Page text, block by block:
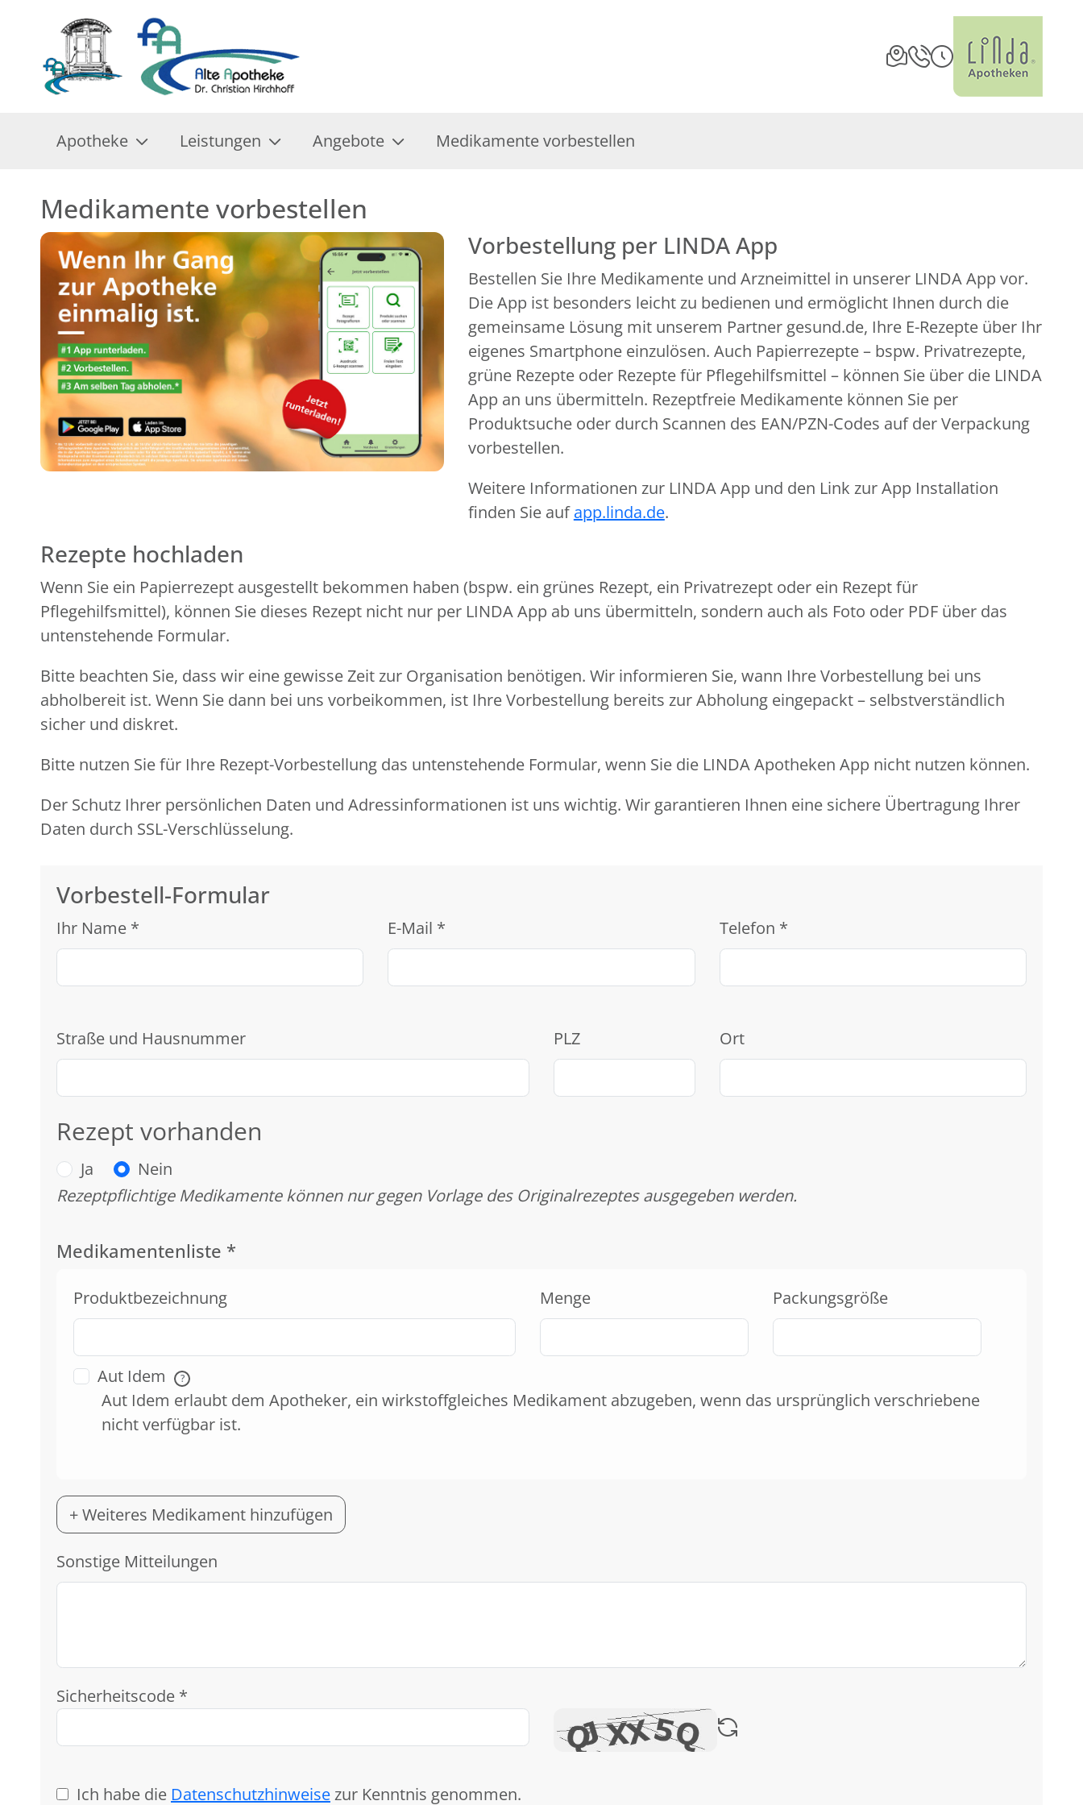
Apotheke Leistungen Angebote Medikamente vorbestellen
Medikamente vorbestellen
Vorbestellung per LINDA App
Bestellen Sie Ihre Medikamente und Arzneimittel in unserer LINDA App vor.
Die App ist besonders leicht zu bedienen und ermöglicht Ihnen durch die
gemeinsame Lösung mit unserem Partner gesund.de, Ihre E-Rezepte über Ihr
eigenes Smartphone einzulösen. Auch Papierrezepte – bspw. Privatrezepte,
grüne Rezepte oder Rezepte für Pflegehilfsmittel – können Sie über die LINDA
App an uns übermitteln. Rezeptfreie Medikamente können Sie per
Produktsuche oder durch Scannen des EAN/PZN-Codes auf der Verpackung
vorbestellen.
Weitere Informationen zur LINDA App und den Link zur App Installation
finden Sie aufapp.linda.de.
Rezepte hochladen
Wenn Sie ein Papierrezept ausgestellt bekommen haben (bspw. ein grünes Rezept, ein Privatrezept oder ein Rezept für
Pflegehilfsmittel), können Sie dieses Rezept nicht nur per LINDA App ab uns übermitteln, sondern auch als Foto oder PDF über das
untenstehende Formular.
Bitte beachten Sie, dass wir eine gewisse Zeit zur Organisation benötigen. Wir informieren Sie, wann Ihre Vorbestellung bei uns
abholbereit ist. Wenn Sie dann bei uns vorbeikommen, ist Ihre Vorbestellung bereits zur Abholung eingepackt – selbstverständlich
sicher und diskret.
Bitte nutzen Sie für Ihre Rezept-Vorbestellung das untenstehende Formular, wenn Sie die LINDA Apotheken App nicht nutzen können.
Der Schutz Ihrer persönlichen Daten und Adressinformationen ist uns wichtig. Wir garantieren Ihnen eine sichere Übertragung Ihrer
Daten durch SSL-Verschlüsselung.
Vorbestell-Formular
Ihr Name * E-Mail * Telefon *
Straße und Hausnummer PLZ Ort
Rezept vorhanden
Ja
Nein
Rezeptpflichtige Medikamente können nur gegen Vorlage des Originalrezeptes ausgegeben werden.
Medikamentenliste *
Produktbezeichnung Menge Packungsgröße
Aut Idem ?
Aut Idem erlaubt dem Apotheker, ein wirkstoffgleiches Medikament abzugeben, wenn das ursprünglich verschriebene
nicht verfügbar ist.
+ Weiteres Medikament hinzufügen
Sonstige Mitteilungen
Sicherheitscode *
Ich habe die Datenschutzhinweisezur Kenntnis genommen.